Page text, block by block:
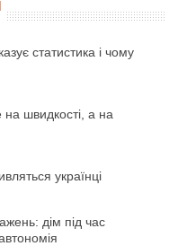
статистика і чому
швидкості, а на
українці
дім під час